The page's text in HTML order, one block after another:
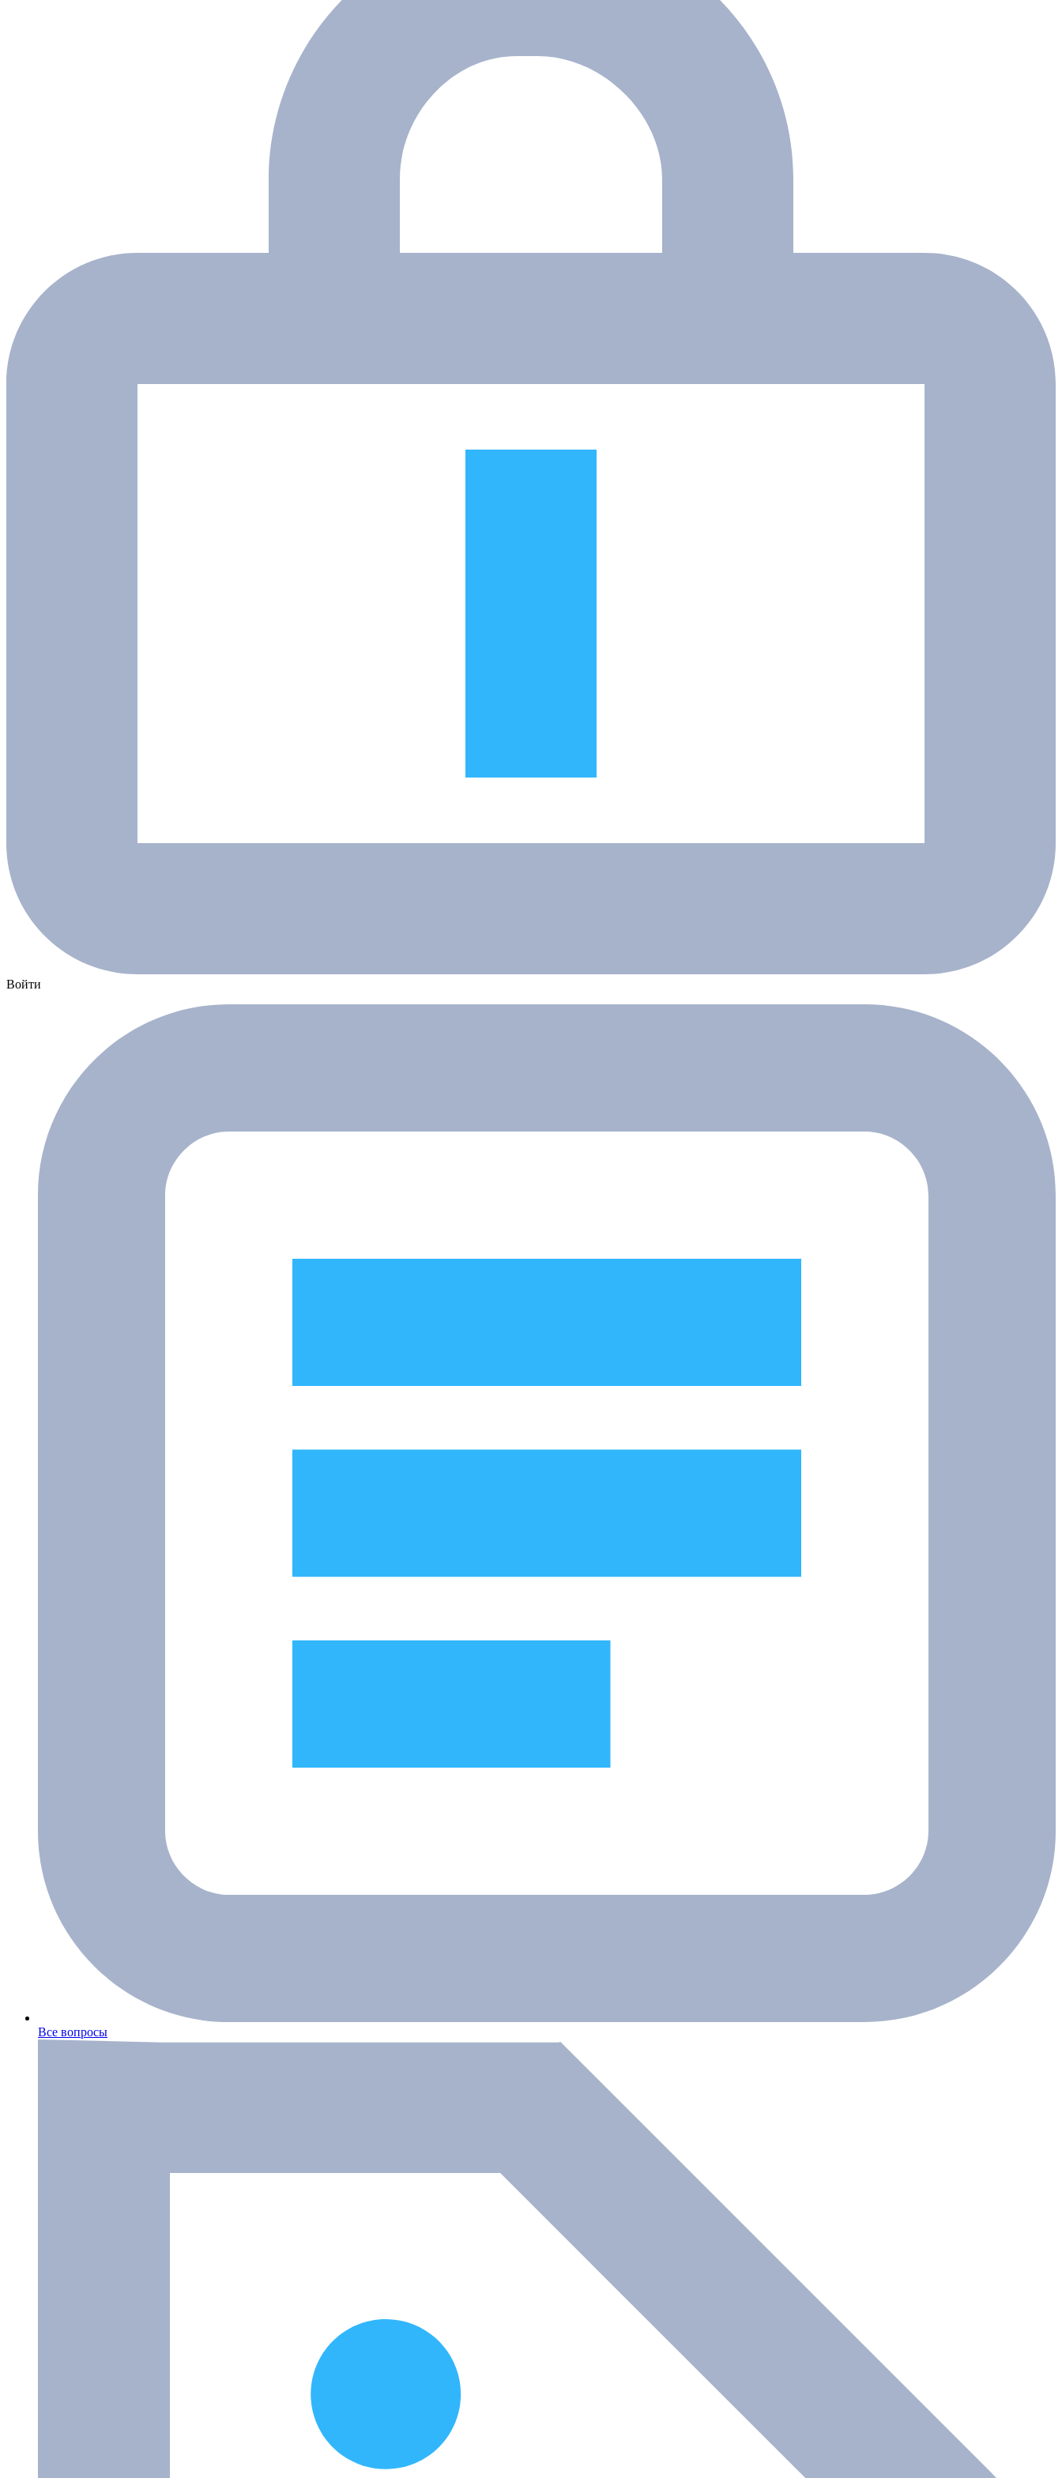
Войти
Все вопросы